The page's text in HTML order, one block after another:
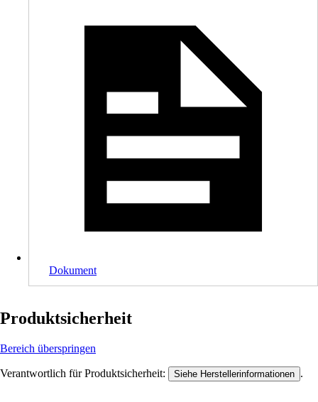
Dokument
Produktsicherheit
Bereich überspringen
Verantwortlich für Produktsicherheit: Siehe Herstellerinformationen .